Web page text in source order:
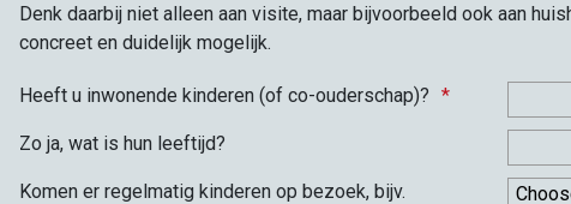
Denk daarbij niet alleen aan visite, maar bijvoorbeeld ook aan
concreet en duidelijk mogelijk.
Heeft u inwonende kinderen (of co-ouderschap)?
Zo ja, wat is hun leeftijd?
Komen er regelmatig kinderen op bezoek, bijv.